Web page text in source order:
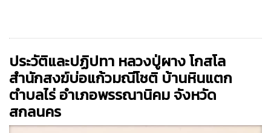
ประวัติและปฏิปทา หลวงปู่ผาง โกสโล
สำนักสงฆ์บ่อแก้วมณีโชติ บ้านหินแตก
ตำบลไร่ อำเภอพรรณานิคม จังหวัด
สกลนคร